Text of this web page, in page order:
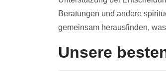
Beratungen und andere
gemeinsam herausfinden,
Unsere